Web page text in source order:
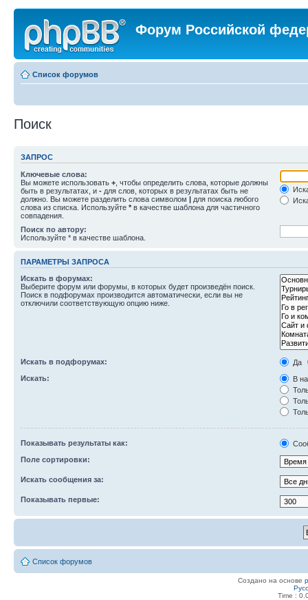
Форум Российской
Список форумов
Поиск
ЗАПРОС
Ключевые слова:
Вы можете использовать + , чтобы определить слова, которые должны
быть в результатах, и - для слов, которых в результатах быть не
должно. Вы можете разделить слова символом | для поиска любого
слова из списка. Используйте * в качестве шаблона для частичного
совпадения.
Поиск по автору:
Используйте * в качестве шаблона.
ПАРАМЕТРЫ ЗАПРОСА
Искать в форумах:
Выберите форум или форумы, в которых будет произведён поиск.
Поиск в подфорумах производится автоматически, если вы не
отключили соответствующую опцию ниже.
Искать в подфорумах:
Да
Искать:
В
Показывать результаты как:
Поле сортировки:
Искать сообщения за:
Показывать первые:
Список форумов
Создано на основе
Time :